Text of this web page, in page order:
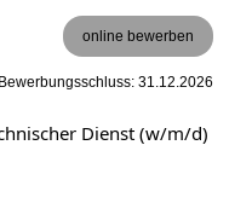
online bewerben
Bewerbungsschluss: 31.12.2026
Dienst (w/m/d)